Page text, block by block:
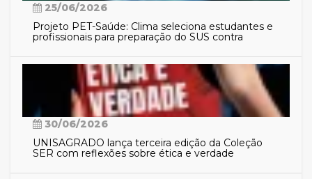
25/06/2026
Projeto PET-Saúde: Clima seleciona estudantes e
profissionais para preparação do SUS contra
30/06/2026
UNISAGRADO lança terceira edição da Coleção
SER com reflexões sobre ética e verdade